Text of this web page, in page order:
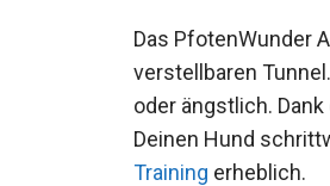
Das PfotenWunder
verstellbaren
oder ängstlich.
Deinen Hund
Training erheblich.